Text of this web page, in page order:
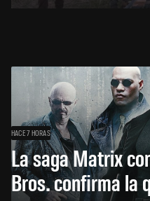
HACE 7 HORAS
La saga Matrix
Bros. confirma la